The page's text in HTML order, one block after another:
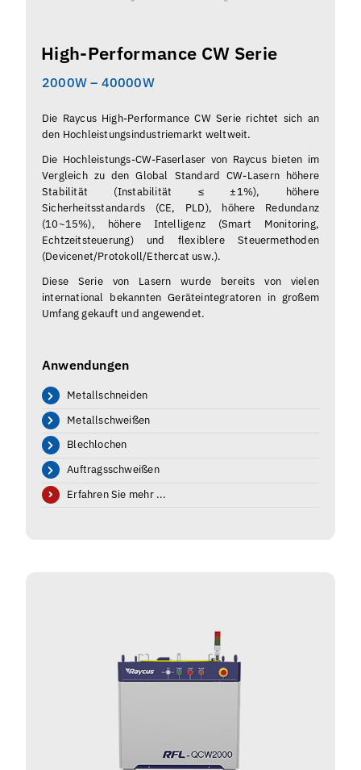
High-Performance CW Serie
2000W – 40000W
Die Raycus High-Performance CW Serie richtet sich an
den Hochleistungsindustriemarkt weltweit.
Die Hochleistungs-CW-Faserlaser von Raycus bieten im
Vergleich zu den Global Standard CW-Lasern höhere
Stabilität (Instabilität ≤ ±1%), höhere
Sicherheitsstandards (CE, PLD), höhere Redundanz
(10~15%), höhere Intelligenz (Smart Monitoring,
Echtzeitsteuerung) und flexiblere Steuermethoden
(Devicenet/Protokoll/Ethercat usw.).
Diese Serie von Lasern wurde bereits von vielen
international bekannten Geräteintegratoren in großem
Umfang gekauft und angewendet.
Anwendungen
Metallschneiden
Metallschweißen
Blechlochen
Auftragsschweißen
Erfahren Sie mehr ...